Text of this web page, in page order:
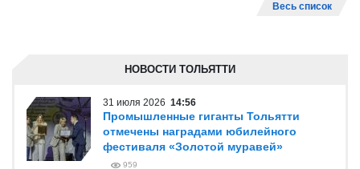
Весь список
НОВОСТИ ТОЛЬЯТТИ
31 июля 2026 14:56
Промышленные гиганты Тольятти
отмечены наградами юбилейного
фестиваля «Золотой муравей»
959